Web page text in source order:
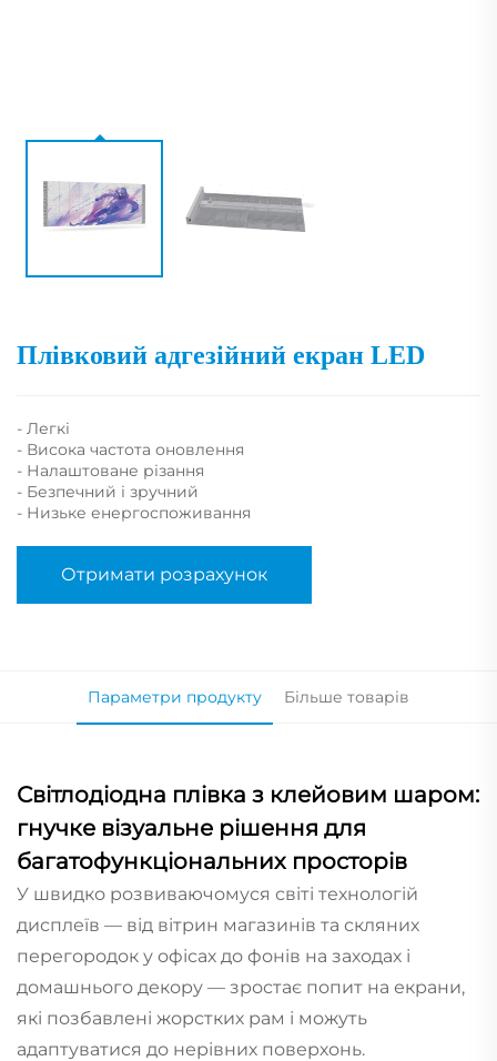
Плівковий адгезійний екран LED
- Легкі
- Висока частота оновлення
- Налаштоване різання
- Безпечний і зручний
- Низьке енергоспоживання
Отримати розрахунок
Параметри продукту Більше товарів
Світлодіодна плівка з клейовим шаром:
гнучке візуальне рішення для
багатофункціональних просторів
У швидко розвиваючомуся світі технологій
дисплеїв — від вітрин магазинів та скляних
перегородок у офісах до фонів на заходах і
домашнього декору — зростає попит на екрани,
які позбавлені жорстких рам і можуть
адаптуватися до нерівних поверхонь.